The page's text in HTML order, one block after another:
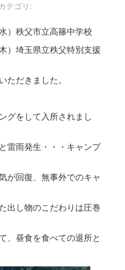
テゴリ:
）秩父市立高篠中学校
）埼玉県立秩父特別支援
ただきました。
グをして入所されまし
雷雨発生・・・キャンプ
が回復、無事外でのキャ
出し物のこだわりは圧巻
、昼食を食べての退所と